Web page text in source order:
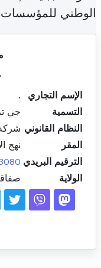
الوطني
الإسم التجاري
.
التسمية
جي
النظام القانوني
المقر
نهج
الترقيم البريدي
الولاية